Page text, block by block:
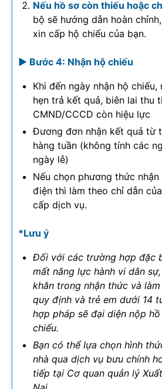
Nếu hồ sơ còn thiếu hoặc
bộ sẽ hướng dẫn hoàn
xin cấp hộ chiếu của bạn.
► Bước 4: Nhận hộ chiếu
Khi đến ngày nhận hộ
hẹn trả kết quả, biên lai thu
CMND/CCCD còn hiệu lực
Đương đơn nhận kết quả từ
hàng tuần (không tính các
ngày lễ)
Nếu chọn phương thức
điện thì làm theo chỉ dẫn
cấp dịch vụ.
*Lưu ý
Đối với các trường hợp đặc
mất năng lực hành vi dân
khăn trong nhận thức và
quy định và trẻ em dưới 14
hợp pháp sẽ đại diện nộp
chiếu.
Bạn có thể lựa chọn hình
nhà qua dịch vụ bưu chính
tiếp tại Cơ quan quản lý